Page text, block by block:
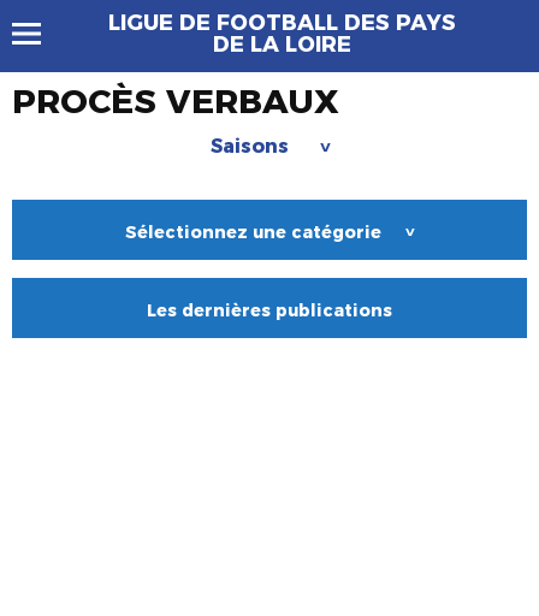
LIGUE DE FOOTBALL DES PAYS
DE LA LOIRE
PROCÈS VERBAUX
Saisons >
Sélectionnez une catégorie >
Les dernières publications